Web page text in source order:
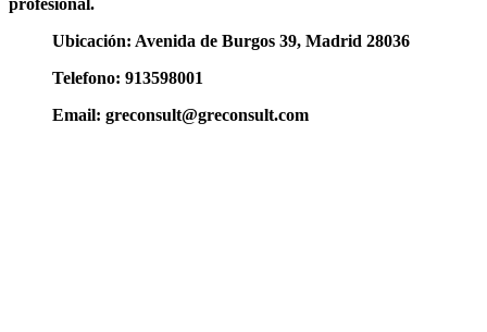
Ubicación: Avenida de Burgos 39, Madrid 28036
Telefono: 913598001
Email: greconsult@greconsult.com